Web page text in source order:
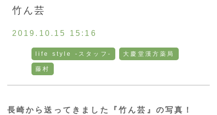
採用情報
通販
竹ん芸
2019.10.15 15:16
life style -スタッフ- 大慶堂漢方薬局
藤村
長崎から送ってきました『竹ん芸』の写真！